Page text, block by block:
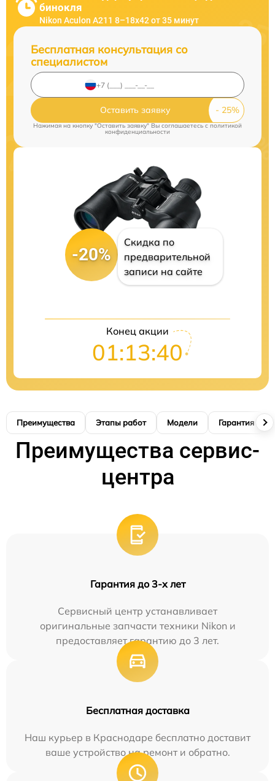
бинокля
Nikon Aculon A211 8–18x42 от 35 минут
Бесплатная консультация со
специалистом
Оставить заявку
Нажимая на кнопку "Оставить заявку" Вы соглашаетесь cполитикой
конфиденциальности
-20%
Скидка по
предварительной
записи на сайте
Конец акции
01:13:39
Преимущества Этапы работ Модели Гарантия
Преимущества сервис-
центра
Гарантия до 3-х лет
Сервисный центр устанавливает
оригинальные запчасти техники Nikon и
предоставляет гарантию до 3 лет.
Бесплатная доставка
Наш курьер в Краснодаре бесплатно доставит
ваше устройство на ремонт и обратно.